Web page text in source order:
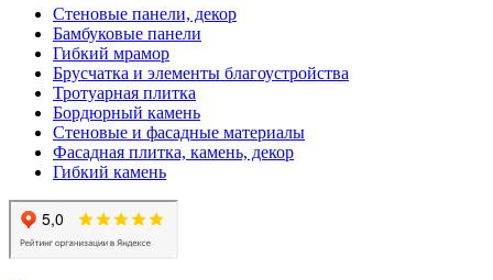
Стеновые панели, декор
Бамбуковые панели
Гибкий мрамор
Брусчатка и элементы благоустройства
Тротуарная плитка
Бордюрный камень
Стеновые и фасадные материалы
Фасадная плитка, камень, декор
Гибкий камень